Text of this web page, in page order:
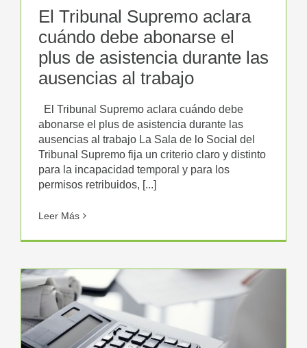
El Tribunal Supremo aclara
cuándo debe abonarse el
plus de asistencia durante las
ausencias al trabajo
El Tribunal Supremo aclara cuándo debe
abonarse el plus de asistencia durante las
ausencias al trabajo La Sala de lo Social del
Tribunal Supremo fija un criterio claro y distinto
para la incapacidad temporal y para los
permisos retribuidos, [...]
Leer Más